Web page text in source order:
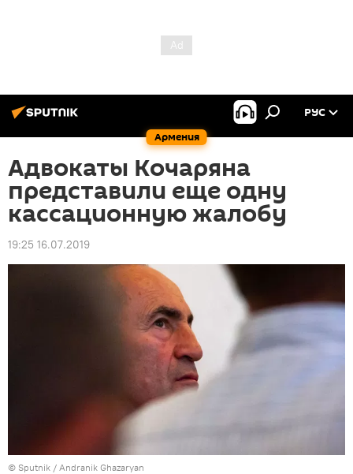
Армения
РУС
Адвокаты Кочаряна
представили еще одну
кассационную жалобу
19:25 16.07.2019
© Sputnik / Andranik Ghazaryan